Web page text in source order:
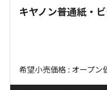
キヤノン普通紙・
希望小売価格 : オープン